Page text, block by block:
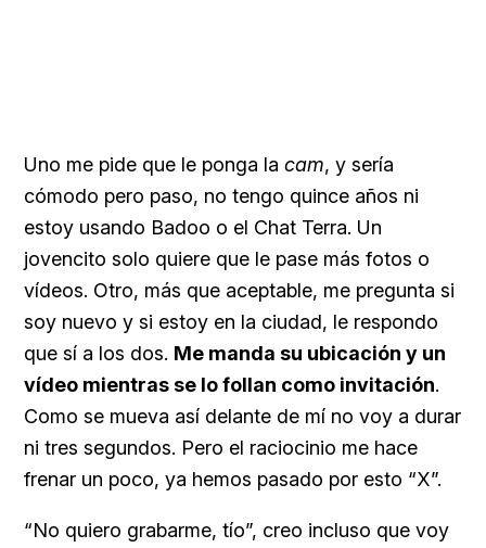
Uno me pide que le ponga la cam, y sería
cómodo pero paso, no tengo quince años ni
estoy usando Badoo o el Chat Terra. Un
jovencito solo quiere que le pase más fotos o
vídeos. Otro, más que aceptable, me pregunta si
soy nuevo y si estoy en la ciudad, le respondo
que sí a los dos. Me manda su ubicación y un
vídeo mientras se lo follan como invitación.
Como se mueva así delante de mí no voy a durar
ni tres segundos. Pero el raciocinio me hace
frenar un poco, ya hemos pasado por esto “X”.
“No quiero grabarme, tío”, creo incluso que voy